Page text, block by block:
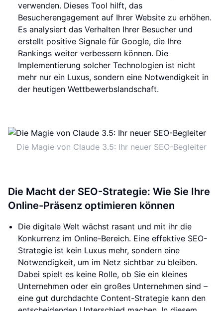
verwenden. Dieses Tool hilft, das
Besucherengagement auf Ihrer Website zu erhöhen.
Es analysiert das Verhalten Ihrer Besucher und
erstellt positive Signale für Google, die Ihre
Rankings weiter verbessern können. Die
Implementierung solcher Technologien ist nicht
mehr nur ein Luxus, sondern eine Notwendigkeit in
der heutigen Wettbewerbslandschaft.
Die Magie von Claude 3.5: Ihr neuer SEO-Begleiter
Die Macht der SEO-Strategie: Wie Sie Ihre
Online-Präsenz optimieren können
Die digitale Welt wächst rasant und mit ihr die
Konkurrenz im Online-Bereich. Eine effektive SEO-
Strategie ist kein Luxus mehr, sondern eine
Notwendigkeit, um im Netz sichtbar zu bleiben.
Dabei spielt es keine Rolle, ob Sie ein kleines
Unternehmen oder ein großes Unternehmen sind –
eine gut durchdachte Content-Strategie kann den